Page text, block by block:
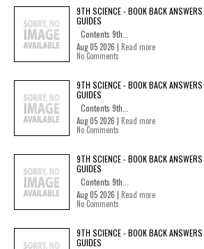
9TH SCIENCE - BOOK BACK
GUIDES
Contents 9th...
Aug 05 2026 | Read more
No Comments
9TH SCIENCE - BOOK BACK
GUIDES
Contents 9th...
Aug 05 2026 | Read more
No Comments
9TH SCIENCE - BOOK BACK
GUIDES
Contents 9th...
Aug 05 2026 | Read more
No Comments
9TH SCIENCE - BOOK BACK
GUIDES